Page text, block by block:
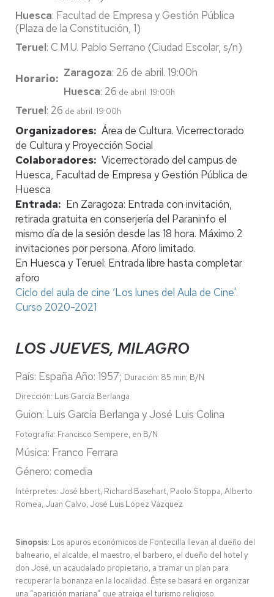
Huesca: Facultad de Empresa y Gestión Pública
(Plaza de la Constitución, 1)
Teruel: C.M.U. Pablo Serrano (Ciudad Escolar, s/n)
Horario Zaragoza: 26 de abril. 19:00h
Huesca: 26 de abril. 19:00h
Teruel: 26 de abril. 19:00h
Organizadores Área de Cultura. Vicerrectorado
de Cultura y Proyección Social
Colaboradores Vicerrectorado del campus de
Huesca, Facultad de Empresa y Gestión Pública de
Huesca
Entrada
En Zaragoza: Entrada con invitación,
retirada gratuita en conserjería del Paraninfo el
mismo día de la sesión desde las 18 hora. Máximo 2
invitaciones por persona. Aforo limitado.
En Huesca y Teruel: Entrada libre hasta completar
aforo
Ciclo del aula de cine ‘Los lunes del Aula de Cine'.
Curso 2020-2021
LOS JUEVES, MILAGRO
País: España Año: 1957; Duración: 85 min; B/N
Dirección: Luis García Berlanga
Guion: Luis García Berlanga y José Luis Colina
Fotografía: Francisco Sempere, en B/N
Música: Franco Ferrara
Género: comedia
Intérpretes: José Isbert, Richard Basehart, Paolo Stoppa, Alberto
Romea, Juan Calvo, José Luis López Vázquez
Sinopsis: Los apuros económicos de Fontecilla llevan al dueño del
balneario, el alcalde, el maestro, el barbero, el dueño del hotel y
don José, un acaudalado propietario, a tramar un plan para
recuperar la bonanza en la localidad. Éste se basará en organizar
una “aparición mariana” que atraiga el turismo religioso.